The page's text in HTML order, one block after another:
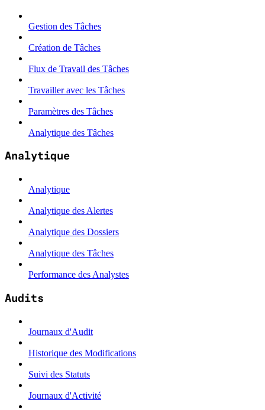
Gestion des Tâches
Création de Tâches
Flux de Travail des Tâches
Travailler avec les Tâches
Paramètres des Tâches
Analytique des Tâches
Analytique
Analytique
Analytique des Alertes
Analytique des Dossiers
Analytique des Tâches
Performance des Analystes
Audits
Journaux d'Audit
Historique des Modifications
Suivi des Statuts
Journaux d'Activité